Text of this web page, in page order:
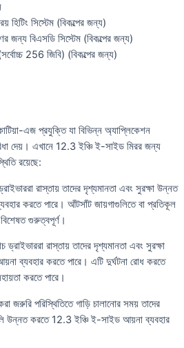
সিস্টেম (বিকল্পের জন্য)
জন্য বিএসডি সিস্টেম (বিকল্পের জন্য)
256 জিবি) (বিকল্পের জন্য)
এজ প্রযুক্তি যা বিভিন্ন অ্যাপ্লিকেশন
দেয়। এখানে 12.3 ইঞ্চি ই-সাইড মিরর জন্য
রয়েছে:
রাস্তায় তাদের দৃশ্যমানতা এবং সুরক্ষা উন্নত
করতে পারে। আঁটসাঁট জায়গাগুলিতে বা প্রতিকূল
গুরুত্বপূর্ণ।
রাস্তায় তাদের দৃশ্যমানতা এবং সুরক্ষা
ব্যবহার করতে পারে। এটি দুর্ঘটনা রোধ করতে
করতে পারে।
জরুরি পরিস্থিতিতে গাড়ি চালানোর সময় তাদের
উন্নত করতে 12.3 ইঞ্চি ই-সাইড আয়না ব্যবহার